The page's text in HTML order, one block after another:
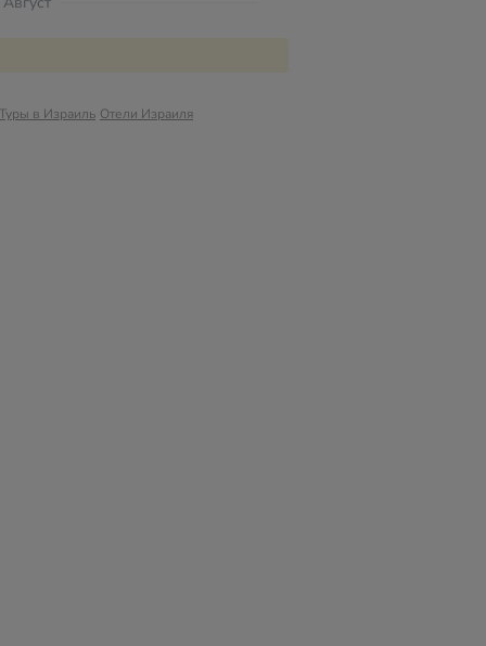
Туры в Израиль Отели Израиля